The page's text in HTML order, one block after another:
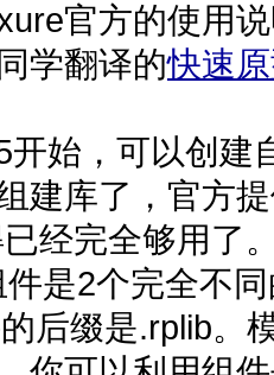
官方的使用
学翻译的快速
始，可以创建
建库了，官方
经完全够用了
是2个完全不
后缀是.rplib。